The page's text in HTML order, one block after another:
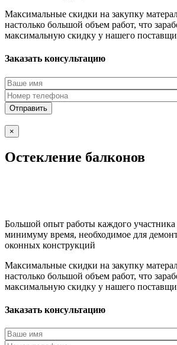
Максимальные скидки на закупку
настолько большой объем работ, что
максимальную скидку у нашего
Заказать консультацию
×
Остекление балконов
Большой опыт работы каждого
минимуму время, необходимое для
оконных конструкций
Максимальные скидки на закупку
настолько большой объем работ, что
максимальную скидку у нашего
Заказать консультацию